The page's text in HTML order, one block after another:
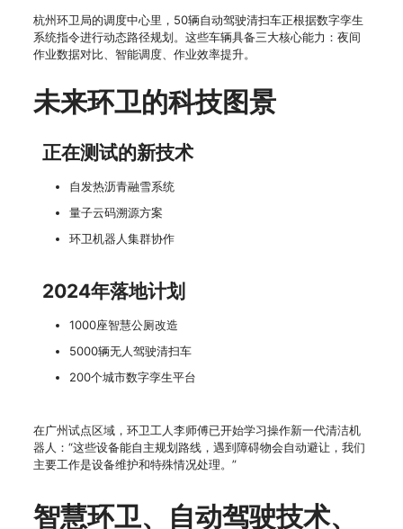
杭州环卫局的调度中心里，50辆自动驾驶清扫车正根据数字孪生
系统指令进行动态路径规划。这些车辆具备三大核心能力：夜间
作业数据对比、智能调度、作业效率提升。
未来环卫的科技图景
正在测试的新技术
自发热沥青融雪系统
量子云码溯源方案
环卫机器人集群协作
2024年落地计划
1000座智慧公厕改造
5000辆无人驾驶清扫车
200个城市数字孪生平台
在广州试点区域，环卫工人李师傅已开始学习操作新一代清洁机
器人：“这些设备能自主规划路线，遇到障碍物会自动避让，我们
主要工作是设备维护和特殊情况处理。”
智慧环卫、自动驾驶技术、